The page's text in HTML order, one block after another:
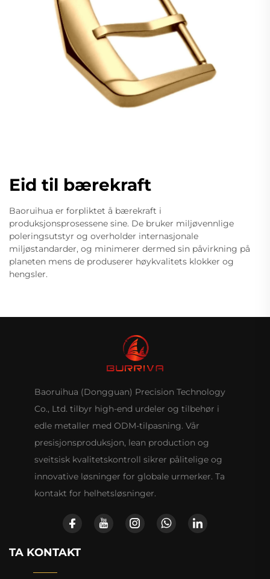
Eid til bærekraft
Baoruihua er forpliktet å bærekraft i
produksjonsprosessene sine. De bruker miljøvennlige
poleringsutstyr og overholder internasjonale
miljøstandarder, og minimerer dermed sin påvirkning på
planeten mens de produserer høykvalitets klokker og
hengsler.
Baoruihua (Dongguan) Precision Technology
Co., Ltd. tilbyr high-end urdeler og tilbehør i
edle metaller med ODM-tilpasning. Vår
presisjonsproduksjon, lean production og
sveitsisk kvalitetskontroll sikrer pålitelige og
innovative løsninger for globale urmerker. Ta
kontakt for helhetsløsninger.
TA KONTAKT